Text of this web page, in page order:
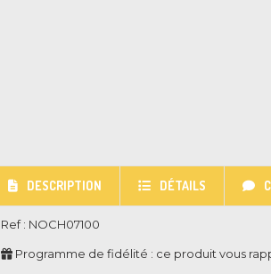
DESCRIPTION DÉTAILS
Ref : NOCH07100
Programme de fidélité : ce produit vous